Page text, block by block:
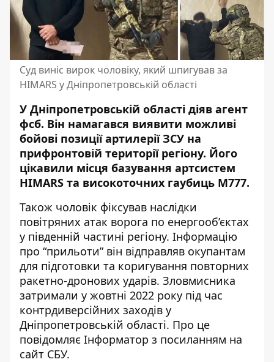
Суд виніс вирок чоловіку, який шпигував за
HIMARS у Дніпропетровській області
У Дніпропетровській області діяв агент
фсб. Він намагався виявити можливі
бойові позиції артилерії ЗСУ на
прифронтовій території регіону. Його
цікавили місця базування артсистем
HIMARS та високоточних гаубиць M777.
Також чоловік фіксував наслідки
повітряних атак ворога по енергооб’єктах
у південній частині регіону. Інформацію
про “прильоти” він відправляв окупантам
для підготовки та коригування повторних
ракетно-дронових ударів. Зловмисника
затримали у жовтні 2022 року під час
контрдиверсійних заходів у
Дніпропетровській області. Про це
повідомляє Інформатор з посиланням на
сайт СБУ.